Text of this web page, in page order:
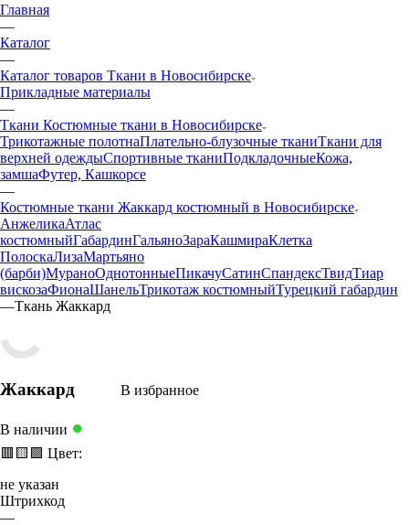
Главная
—
Каталог
—
Каталог товаров Ткани в Новосибирске
Прикладные материалы
—
Ткани Костюмные ткани в Новосибирске
Трикотажные полотнаПлательно-блузочные тканиТкани для
верхней одеждыСпортивные тканиПодкладочныеКожа,
замшаФутер, Кашкорсе
—
Костюмные ткани Жаккард костюмный в Новосибирске
АнжеликаАтлас
костюмныйГабардинГальяноЗараКашмираКлетка
ПолоскаЛизаМартьяно
(барби)МураноОднотонныеПикачуСатинСпандексТвидТиар
вискозаФионаШанельТрикотаж костюмныйТурецкий габардин
—Ткань Жаккард
Жаккард В избранное
В наличии ●
🟥 🟨 🟩 Цвет:
не указан
Штрихкод
—